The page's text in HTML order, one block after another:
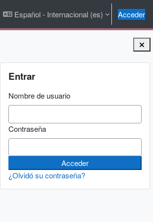
Español - Internacional ‎(es)‎ Acceder
Bloques
Entrar
Nombre de usuario
Contraseña
¿Olvidó su contraseña?